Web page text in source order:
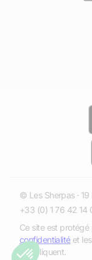
© Les Sherpas ·
+33 (0) 1 76 42 14
Ce site est protégé
confidentialitéet
s’appliquent.